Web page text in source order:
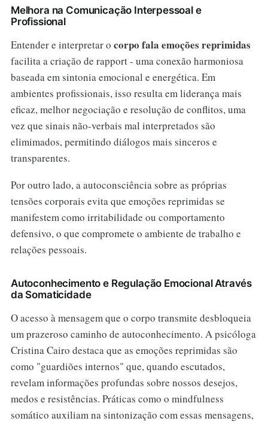
Melhora na Comunicação Interpessoal e
Profissional
Entender e interpretar o corpo fala emoções reprimidas
facilita a criação de rapport - uma conexão harmoniosa
baseada em sintonia emocional e energética. Em
ambientes profissionais, isso resulta em liderança mais
eficaz, melhor negociação e resolução de conflitos, uma
vez que sinais não-verbais mal interpretados são
elimimados, permitindo diálogos mais sinceros e
transparentes.
Por outro lado, a autoconsciência sobre as próprias
tensões corporais evita que emoções reprimidas se
manifestem como irritabilidade ou comportamento
defensivo, o que compromete o ambiente de trabalho e
relações pessoais.
Autoconhecimento e Regulação Emocional Através
da Somaticidade
O acesso à mensagem que o corpo transmite desbloqueia
um prazeroso caminho de autoconhecimento. A psicóloga
Cristina Cairo destaca que as emoções reprimidas são
como "guardiões internos" que, quando escutados,
revelam informações profundas sobre nossos desejos,
medos e resistências. Práticas como o mindfulness
somático auxiliam na sintonização com essas mensagens,